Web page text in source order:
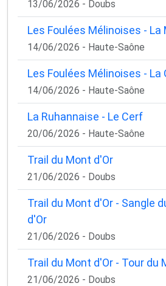
13/06/2026 - Doubs
Les Foulées Mélinoises - La
14/06/2026 - Haute-Saône
Les Foulées Mélinoises - La
14/06/2026 - Haute-Saône
La Ruhannaise - Le Cerf
20/06/2026 - Haute-Saône
Trail du Mont d'Or
21/06/2026 - Doubs
Trail du Mont d'Or - Sangle
d'Or
21/06/2026 - Doubs
Trail du Mont d'Or - Tour du
21/06/2026 - Doubs